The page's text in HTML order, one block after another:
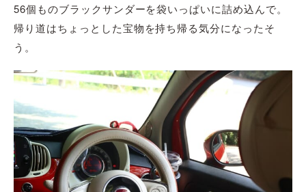
56個ものブラックサンダーを袋いっぱいに詰め込んで。
帰り道はちょっとした宝物を持ち帰る気分になったそ
う。